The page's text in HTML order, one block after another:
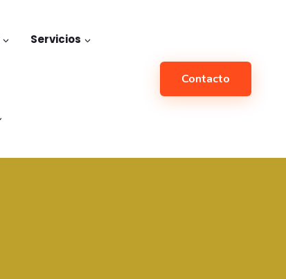
Servicios
Contacto